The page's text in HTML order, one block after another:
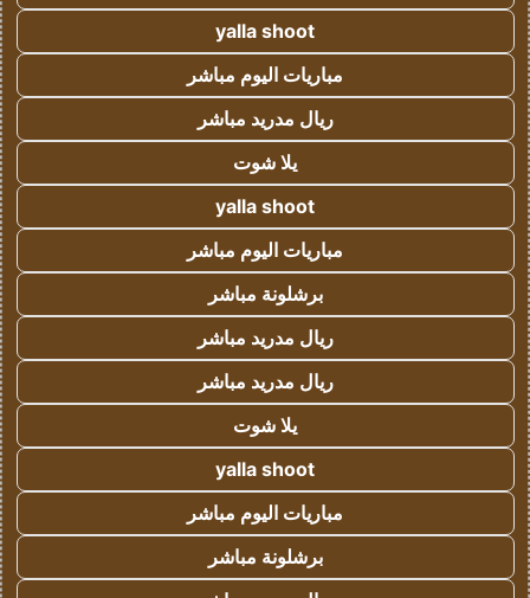
yalla shoot
مباريات اليوم مباشر
ريال مدريد مباشر
يلا شوت
yalla shoot
مباريات اليوم مباشر
برشلونة مباشر
ريال مدريد مباشر
ريال مدريد مباشر
يلا شوت
yalla shoot
مباريات اليوم مباشر
برشلونة مباشر